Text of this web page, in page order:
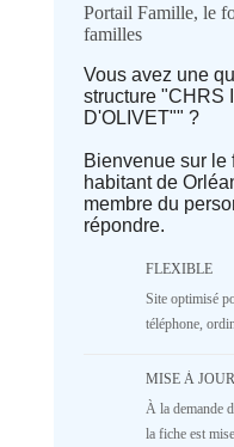
Avis
⭐ Qualité
Deprecated:
parameter #1
array|string is
/home/lepetitbz/
5
1
parameter #1
array|string is
Portail Famille, le
familles
Vous avez une
structure "CHRS
D'OLIVET"" ?
Bienvenue sur le
habitant de
membre du
répondre.
FLEXIBLE
Site optimisé
téléphone,
MISE À
À la demande
la fiche est